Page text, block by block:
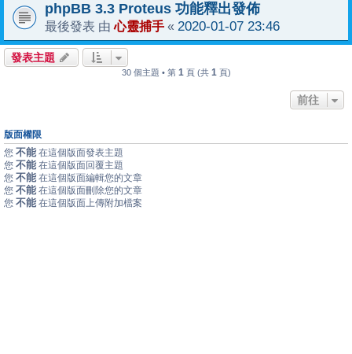
phpBB 3.3 Proteus 功能釋出發佈
最後發表 由心靈捕手 « 2020-01-07 23:46
發表主題
30 個主題 • 第 1 頁 (共 1 頁)
前往
版面權限
您 不能 在這個版面發表主題
您 不能 在這個版面回覆主題
您 不能 在這個版面編輯您的文章
您 不能 在這個版面刪除您的文章
您 不能 在這個版面上傳附加檔案